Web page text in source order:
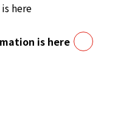
here
is here